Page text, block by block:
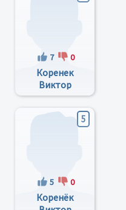
7 0
Коренек
Виктор
Васильевич
5
5 0
Коренёк